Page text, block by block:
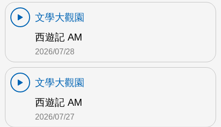
文學大觀園
西遊記 AM
2026/07/28
文學大觀園
西遊記 AM
2026/07/27